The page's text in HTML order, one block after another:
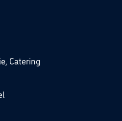
Catering